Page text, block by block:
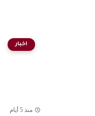
اخبار
منذ 5 أيام